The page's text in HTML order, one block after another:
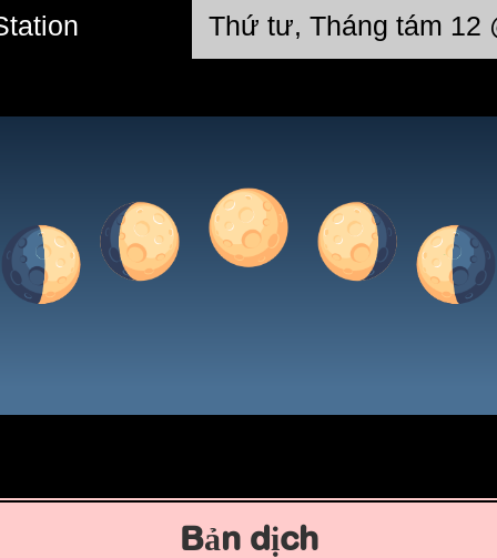
Thứ tư, Tháng tám 12
Bản dịch